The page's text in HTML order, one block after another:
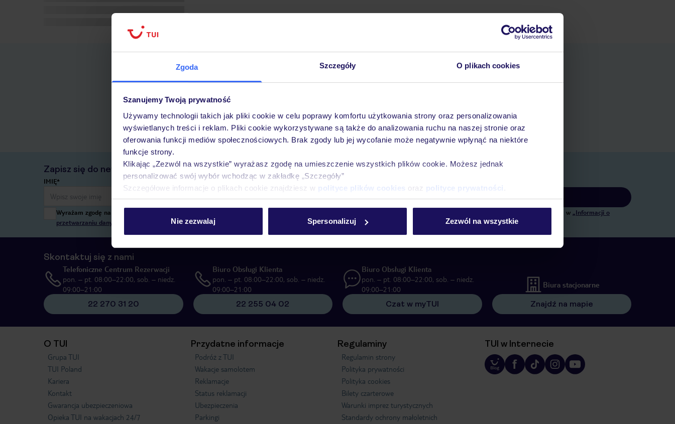
Zgoda Szczegóły O plikach cookies
Szanujemy Twoją prywatność
Używamy technologii takich jak pliki cookie w celu poprawy komfortu użytkowania strony oraz personalizowania
wyświetlanych treści i reklam. Pliki cookie wykorzystywane są także do analizowania ruchu na naszej stronie oraz
oferowania funkcji mediów społecznościowych. Brak zgody lub jej wycofanie może negatywnie wpłynąć na niektóre
funkcje strony.
Klikając „Zezwól na wszystkie” wyrażasz zgodę na umieszczenie wszystkich plików cookie. Możesz jednak
personalizować swój wybór wchodząc w zakładkę „Szczegóły”
Szczegółowe informacje o plikach cookie znajdziesz w polityce plików cookies oraz polityce prywatności
Nie zezwalaj Spersonalizuj Zezwól na wszystkie
Pobierz bezpłatną aplikację TUI
Szybkie wyszukiwanie i przeglądanie ofert
Kontakt z TUI i wszystkie informacje o Twojej rezerwacji w myTUI
Zapisz się do newslettera
IMIĘ* E-MAIL*
Zapisz się
Wyrażam zgodę na przetwarzanie danych osobowych przez TUI Poland Sp. z o.o. i TUI Poland Dystrybucja Sp. z o.o. w celach marketingowych, w zakresie oraz celu wskazanym w „Informacji o
przetwarzaniu danych osobowych”
, poprzez elektroniczną formę komunikacji (e-mail), także z użyciem tzw. automatycznych systemów wywołujących.
Skontaktuj się z nami
Telefoniczne Centrum Rezerwacji
pon. – pt. 08:00–22:00, sob. – niedz.
09:00–21:00
22 270 31 20
Biuro Obsługi Klienta
pon. – pt. 08:00–22:00, sob. – niedz.
09:00–21:00
22 255 04 02
Biuro Obsługi Klienta
pon. – pt. 08:00–22:00, sob. – niedz.
09:00–21:00
Czat w myTUI
Biura stacjonarne
Znajdź na mapie
O TUI
Grupa TUI
TUI Poland
Kariera
Kontakt
Gwarancja ubezpieczeniowa
Opieka TUI na wakacjach 24/7
Przydatne informacje
Podróż z TUI
Wakacje samolotem
Reklamacje
Status reklamacji
Ubezpieczenia
Parkingi
Regulaminy
Regulamin strony
Polityka prywatności
Polityka cookies
Bilety czarterowe
Warunki imprez turystycznych
Standardy ochrony małoletnich
TUI w Internecie